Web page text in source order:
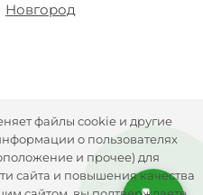
Новгород
файлы cookie и другие
о пользователях
и прочее) для
сайта и повышения качества